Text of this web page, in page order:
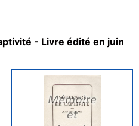
- Livre édité en juin